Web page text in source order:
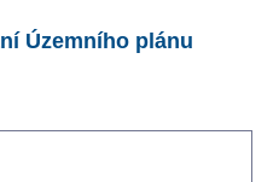
Územního plánu